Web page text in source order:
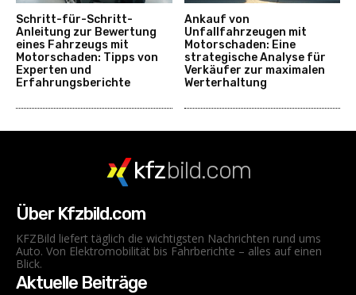
Schritt-für-Schritt-
Anleitung zur Bewertung
eines Fahrzeugs mit
Motorschaden: Tipps von
Experten und
Erfahrungsberichte
Ankauf von
Unfallfahrzeugen mit
Motorschaden: Eine
strategische Analyse für
Verkäufer zur maximalen
Werterhaltung
kfzbild.com
Über Kfzbild.com
KFZBild liefert täglich die wichtigsten Nachrichten rund ums
Auto. Von Elektromobilität bis Fahrberichte – alles auf einen
Blick.
Aktuelle Beiträge